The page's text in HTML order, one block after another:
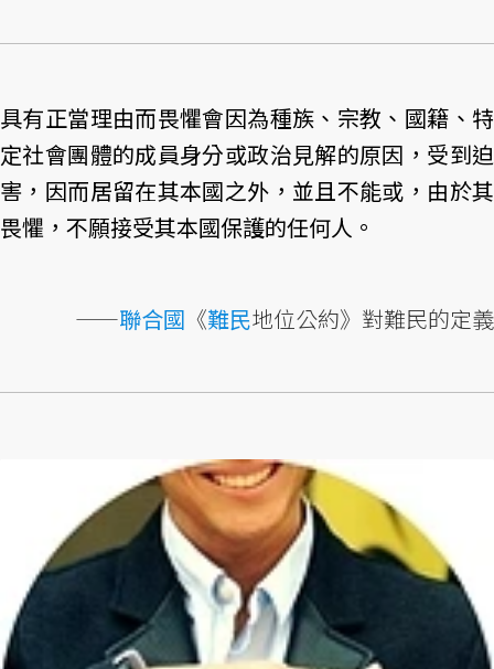
具有正當理由而畏懼會因為種族、宗教、國籍、特
定社會團體的成員身分或政治見解的原因，受到迫
害，因而居留在其本國之外，並且不能或，由於其
畏懼，不願接受其本國保護的任何人。
——聯合國 《難民地位公約》對難民的定義